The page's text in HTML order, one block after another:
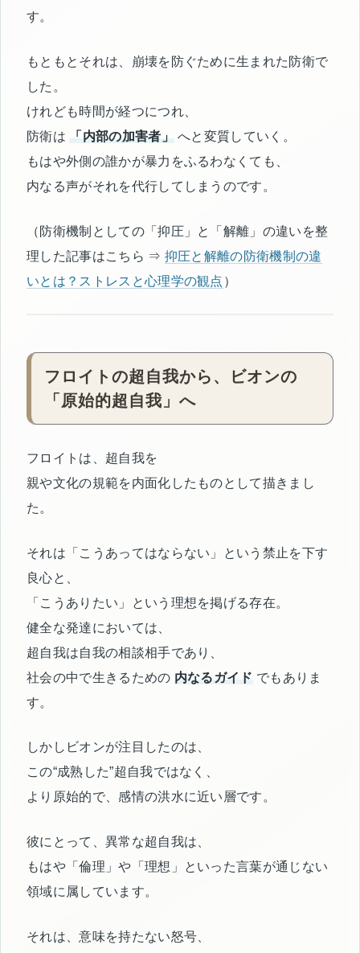
す。
もともとそれは、崩壊を防ぐために生まれた防衛で
した。
けれども時間が経つにつれ、
防衛は
「内部の加害者」
へと変質していく。
もはや外側の誰かが暴力をふるわなくても、
内なる声がそれを代行してしまうのです。
（防衛機制としての「抑圧」と「解離」の違いを整
理した記事はこちら ⇒ 抑圧と解離の防衛機制の違
いとは？ストレスと心理学の観点 ）
フロイトの超自我から、ビオンの
「原始的超自我」へ
フロイトは、超自我を
親や文化の規範を内面化したものとして描きまし
た。
それは「こうあってはならない」という禁止を下す
良心と、
「こうありたい」という理想を掲げる存在。
健全な発達においては、
超自我は自我の相談相手であり、
社会の中で生きるための 内なるガイド でもありま
す。
しかしビオンが注目したのは、
この“成熟した”超自我ではなく、
より原始的で、感情の洪水に近い層です。
彼にとって、異常な超自我は、
もはや「倫理」や「理想」といった言葉が通じない
領域に属しています。
それは、意味を持たない怒号、